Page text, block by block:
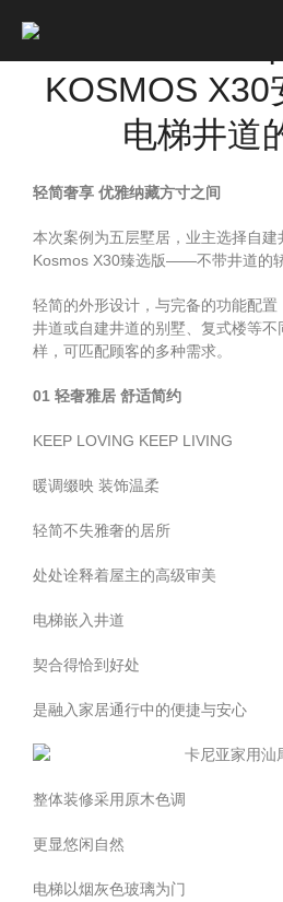
KALEA卡尼亚 |
KOSMOS X30
电梯井道
轻简奢享 优雅纳藏方寸之间
本次案例为五层墅居，业主选择自
Kosmos X30臻选版——不带井道的轿
轻简的外形设计，与完备的功能配
井道或自建井道的别墅、复式楼等
样，可匹配顾客的多种需求。
01 轻奢雅居 舒适简约
KEEP LOVING KEEP LIVING
暖调缀映 装饰温柔
轻简不失雅奢的居所
处处诠释着屋主的高级审美
电梯嵌入井道
契合得恰到好处
是融入家居通行中的便捷与安心
整体装修采用原木色调
更显悠闲自然
电梯以烟灰色玻璃为门